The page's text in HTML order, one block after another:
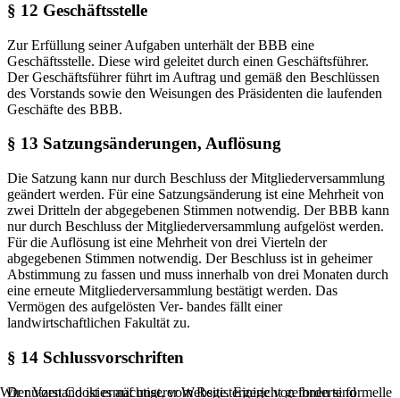
§ 12 Geschäftsstelle
Zur Erfüllung seiner Aufgaben unterhält der BBB eine
Geschäftsstelle. Diese wird geleitet durch einen Geschäftsführer.
Der Geschäftsführer führt im Auftrag und gemäß den Beschlüssen
des Vorstands sowie den Weisungen des Präsidenten die laufenden
Geschäfte des BBB.
§ 13 Satzungsänderungen, Auflösung
Die Satzung kann nur durch Beschluss der Mitgliederversammlung
geändert werden. Für eine Satzungsänderung ist eine Mehrheit von
zwei Dritteln der abgegebenen Stimmen notwendig. Der BBB kann
nur durch Beschluss der Mitgliederversammlung aufgelöst werden.
Für die Auflösung ist eine Mehrheit von drei Vierteln der
abgegebenen Stimmen notwendig. Der Beschluss ist in geheimer
Abstimmung zu fassen und muss innerhalb von drei Monaten durch
eine erneute Mitgliederversammlung bestätigt werden. Das
Vermögen des aufgelösten Ver- bandes fällt einer
landwirtschaftlichen Fakultät zu.
§ 14 Schlussvorschriften
Der Vorstand ist ermächtigt, vom Registergericht geforderte formelle
Wir nutzen Cookies auf unserer Website. Einige von ihnen sind